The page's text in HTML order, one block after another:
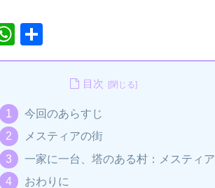
W
h
s
A
p
p
有
目次
今回のあらすじ
メスティアの街
一家に一台、塔のある村：メスティア
おわりに